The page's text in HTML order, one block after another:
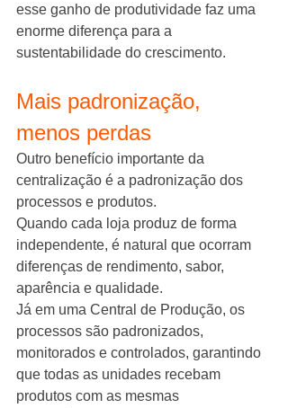
esse ganho de produtividade faz uma
enorme diferença para a
sustentabilidade do crescimento.
Mais padronização,
menos perdas
Outro benefício importante da
centralização é a padronização dos
processos e produtos.
Quando cada loja produz de forma
independente, é natural que ocorram
diferenças de rendimento, sabor,
aparência e qualidade.
Já em uma Central de Produção, os
processos são padronizados,
monitorados e controlados, garantindo
que todas as unidades recebam
produtos com as mesmas